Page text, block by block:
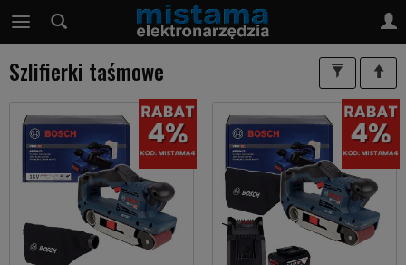
Szlifierki taśmowe